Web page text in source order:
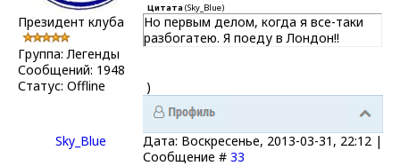
Президент клуба
Группа: Легенды
Сообщений: 1948
Статус: Offline
Цитата(Sky_Blue)
Но первым делом, когда я все-таки
разбогатею. Я поеду в Лондон!!
)
Sky_Blue
Дата: Воскресенье, 2013-03-31, 22:12 |
Сообщение # 33